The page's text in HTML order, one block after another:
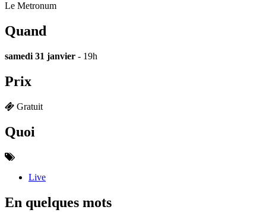
Le Metronum
Quand
samedi 31 janvier - 19h
Prix
Gratuit
Quoi
Live
En quelques mots